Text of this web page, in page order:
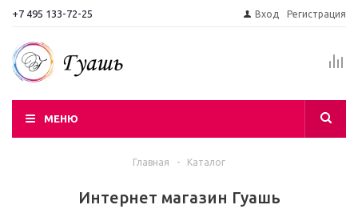
+7 495 133-72-25 Вход Регистрация
МЕНЮ
Главная - Каталог
Интернет магазин Гуашь